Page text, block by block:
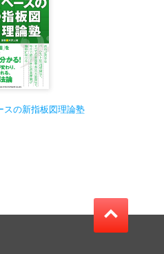
スの新指板図理論塾